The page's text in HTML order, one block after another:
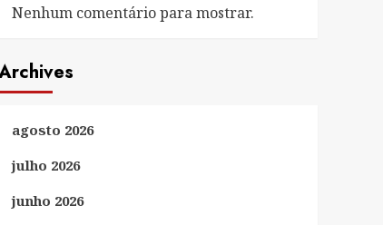
Nenhum comentário para mostrar.
agosto 2026
julho 2026
junho 2026